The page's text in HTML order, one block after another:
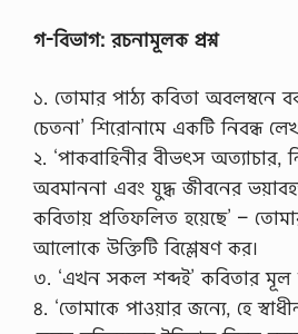
গ-বিভাগ: রচনামূলক প্রশ্ন
১. তোমার পাঠ্য কবিতা অবলম্বনে
চেতনা’ শিরোনামে একটি নিবন্ধ
২. ‘পাকবাহিনীর বীভৎস অত্যাচার,
অবমাননা এবং যুদ্ধ জীবনের
কবিতায় প্রতিফলিত হয়েছে’ –
আলোকে উক্তিটি বিশ্লেষণ কর।
৩. ‘এখন সকল শব্দই’ কবিতার
৪. ‘তোমাকে পাওয়ার জন্যে, হে